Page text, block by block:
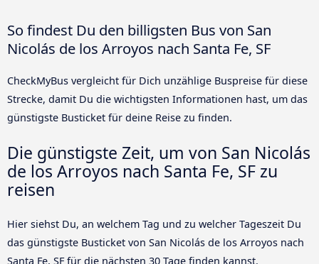
So findest Du den billigsten Bus von San
Nicolás de los Arroyos nach Santa Fe, SF
CheckMyBus vergleicht für Dich unzählige Buspreise für diese
Strecke, damit Du die wichtigsten Informationen hast, um das
günstigste Busticket für deine Reise zu finden.
Die günstigste Zeit, um von San Nicolás
de los Arroyos nach Santa Fe, SF zu
reisen
Hier siehst Du, an welchem Tag und zu welcher Tageszeit Du
das günstigste Busticket von San Nicolás de los Arroyos nach
Santa Fe, SF für die nächsten 30 Tage finden kannst.